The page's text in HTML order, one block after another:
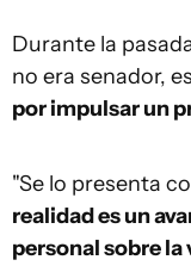
Durante la
no era senador,
por impulsar un
"Se lo presenta
realidad es un
personal sobre la